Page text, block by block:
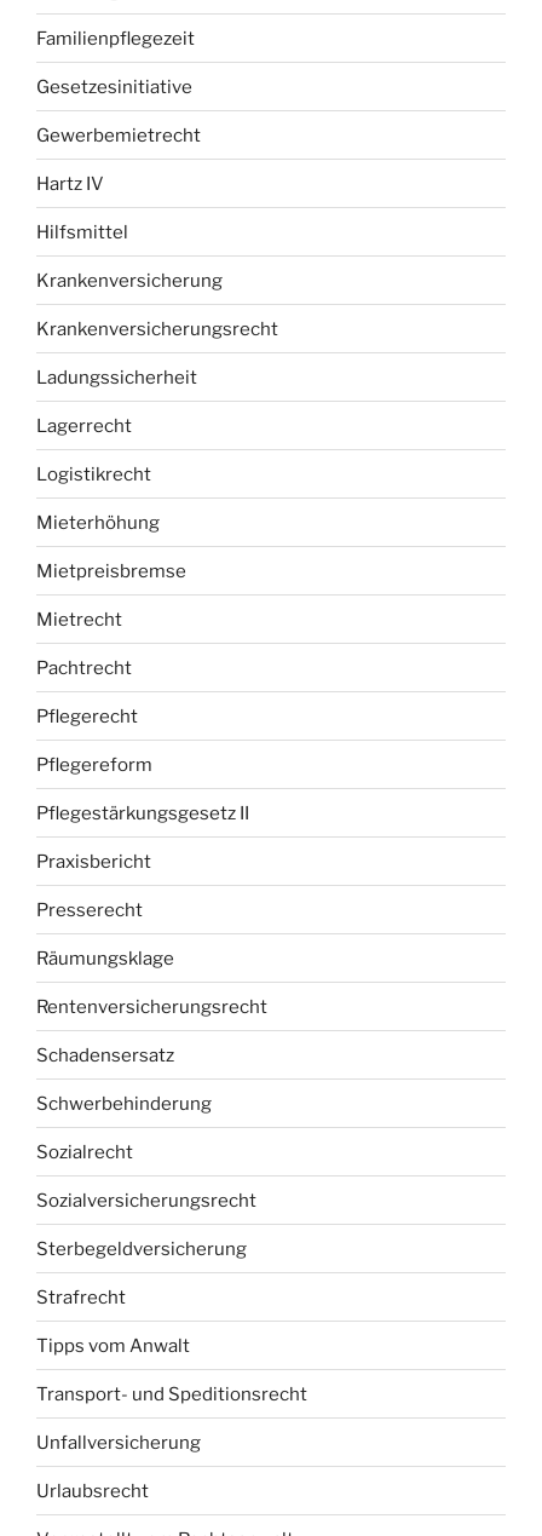
Familienpflegezeit
Gesetzesinitiative
Gewerbemietrecht
Hartz IV
Hilfsmittel
Krankenversicherung
Krankenversicherungsrecht
Ladungssicherheit
Lagerrecht
Logistikrecht
Mieterhöhung
Mietpreisbremse
Mietrecht
Pachtrecht
Pflegerecht
Pflegereform
Pflegestärkungsgesetz II
Praxisbericht
Presserecht
Räumungsklage
Rentenversicherungsrecht
Schadensersatz
Schwerbehinderung
Sozialrecht
Sozialversicherungsrecht
Sterbegeldversicherung
Strafrecht
Tipps vom Anwalt
Transport- und Speditionsrecht
Unfallversicherung
Urlaubsrecht